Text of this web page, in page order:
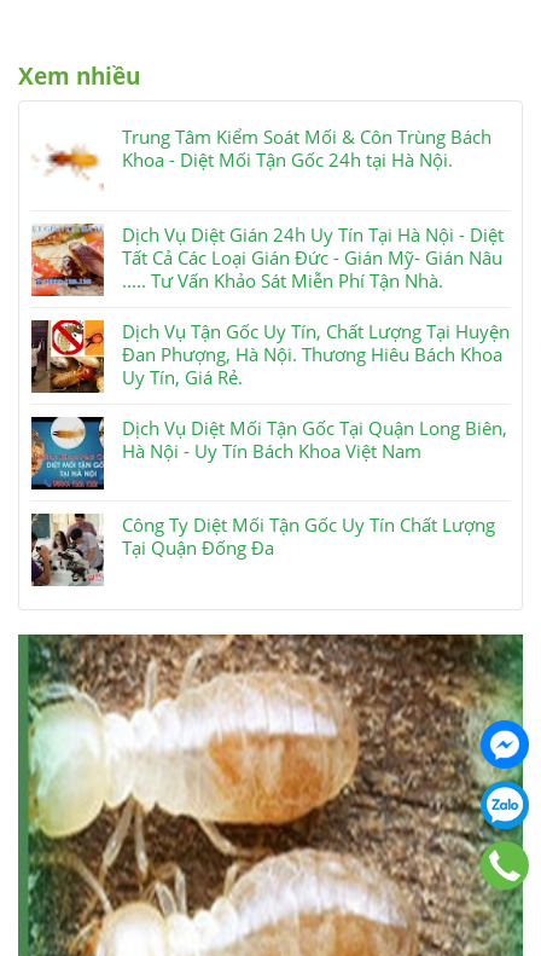
Xem nhiều
Trung Tâm Kiểm Soát Mối & Côn Trùng Bách
Khoa - Diệt Mối Tận Gốc 24h tại Hà Nội.
Dịch Vụ Diệt Gián 24h Uy Tín Tại Hà Nội - Diệt
Tất Cả Các Loại Gián Đức - Gián Mỹ- Gián Nâu
..... Tư Vấn Khảo Sát Miễn Phí Tận Nhà.
Dịch Vụ Tận Gốc Uy Tín, Chất Lượng Tại Huyện
Đan Phượng, Hà Nội. Thương Hiêu Bách Khoa
Uy Tín, Giá Rẻ.
Dịch Vụ Diệt Mối Tận Gốc Tại Quận Long Biên,
Hà Nội - Uy Tín Bách Khoa Việt Nam
Công Ty Diệt Mối Tận Gốc Uy Tín Chất Lượng
Tại Quận Đống Đa